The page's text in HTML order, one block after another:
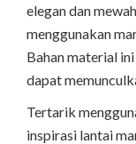
elegan dan
menggunakan
Bahan material
dapat
Tertarik
inspirasi lantai